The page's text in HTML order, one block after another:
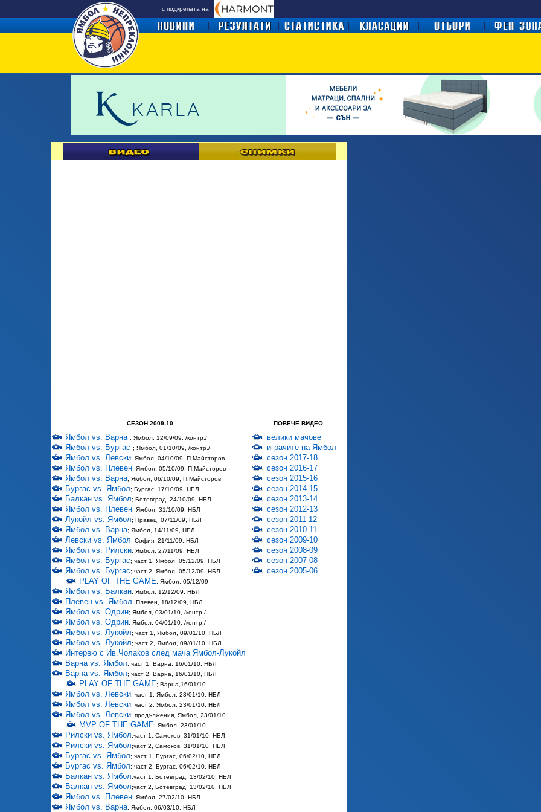
с подкрепата на
СЕЗОН 2009-10
Ямбол vs. Варна ; Ямбол, 12/09/09, /контр./
Ямбол vs. Бургас ; Ямбол, 01/10/09, /контр./
Ямбол vs. Левски; Ямбол, 04/10/09, П.Майсторов
Ямбол vs. Плевен; Ямбол, 05/10/09, П.Майсторов
Ямбол vs. Варна; Ямбол, 06/10/09, П.Майсторов
Бургас vs. Ямбол; Бургас, 17/10/09, НБЛ
Балкан vs. Ямбол; Ботевград, 24/10/09, НБЛ
Ямбол vs. Плевен; Ямбол, 31/10/09, НБЛ
Лукойл vs. Ямбол; Правец, 07/11/09, НБЛ
Ямбол vs. Варна; Ямбол, 14/11/09, НБЛ
Левски vs. Ямбол; София, 21/11/09, НБЛ
Ямбол vs. Рилски; Ямбол, 27/11/09, НБЛ
Ямбол vs. Бургас; част 1, Ямбол, 05/12/09, НБЛ
Ямбол vs. Бургас; част 2, Ямбол, 05/12/09, НБЛ
PLAY OF THE GAME; Ямбол, 05/12/09
Ямбол vs. Балкан; Ямбол, 12/12/09, НБЛ
Плевен vs. Ямбол; Плевен, 18/12/09, НБЛ
Ямбол vs. Одрин; Ямбол, 03/01/10, /контр./
Ямбол vs. Одрин; Ямбол, 04/01/10, /контр./
Ямбол vs. Лукойл; част 1, Ямбол, 09/01/10, НБЛ
Ямбол vs. Лукойл; част 2, Ямбол, 09/01/10, НБЛ
Интервю с Ив.Чолаков след мача Ямбол-Лукойл
Варна vs. Ямбол; част 1, Варна, 16/01/10, НБЛ
Варна vs. Ямбол; част 2, Варна, 16/01/10, НБЛ
PLAY OF THE GAME; Варна,16/01/10
Ямбол vs. Левски; част 1, Ямбол, 23/01/10, НБЛ
Ямбол vs. Левски; част 2, Ямбол, 23/01/10, НБЛ
Ямбол vs. Левски; продължения, Ямбол, 23/01/10
MVP OF THE GAME; Ямбол, 23/01/10
Рилски vs. Ямбол;част 1, Самоков, 31/01/10, НБЛ
Рилски vs. Ямбол;част 2, Самоков, 31/01/10, НБЛ
Бургас vs. Ямбол; част 1, Бургас, 06/02/10, НБЛ
Бургас vs. Ямбол; част 2, Бургас, 06/02/10, НБЛ
Балкан vs. Ямбол;част 1, Ботевград, 13/02/10, НБЛ
Балкан vs. Ямбол;част 2, Ботевград, 13/02/10, НБЛ
Ямбол vs. Плевен; Ямбол, 27/02/10, НБЛ
Ямбол vs. Варна; Ямбол, 06/03/10, НБЛ
ПОВЕЧЕ ВИДЕО
велики мачове
играчите на Ямбол
сезон 2017-18
сезон 2016-17
сезон 2015-16
сезон 2014-15
сезон 2013-14
сезон 2012-13
сезон 2011-12
сезон 2010-11
сезон 2009-10
сезон 2008-09
сезон 2007-08
сезон 2005-06